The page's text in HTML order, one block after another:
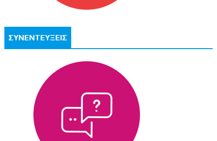
ΣΥΝΕΝΤΕΥΞΕΙΣ